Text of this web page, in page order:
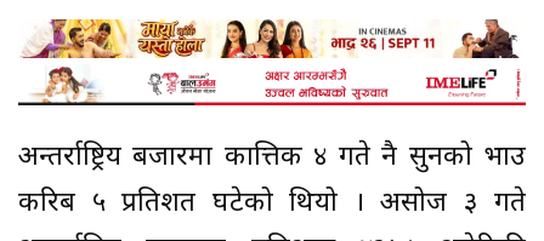
अन्तर्राष्ट्रिय बजारमा कात्तिक ४ गते नै सुनको भाउ
करिब ५ प्रतिशत घटेको थियो । असोज ३ गते